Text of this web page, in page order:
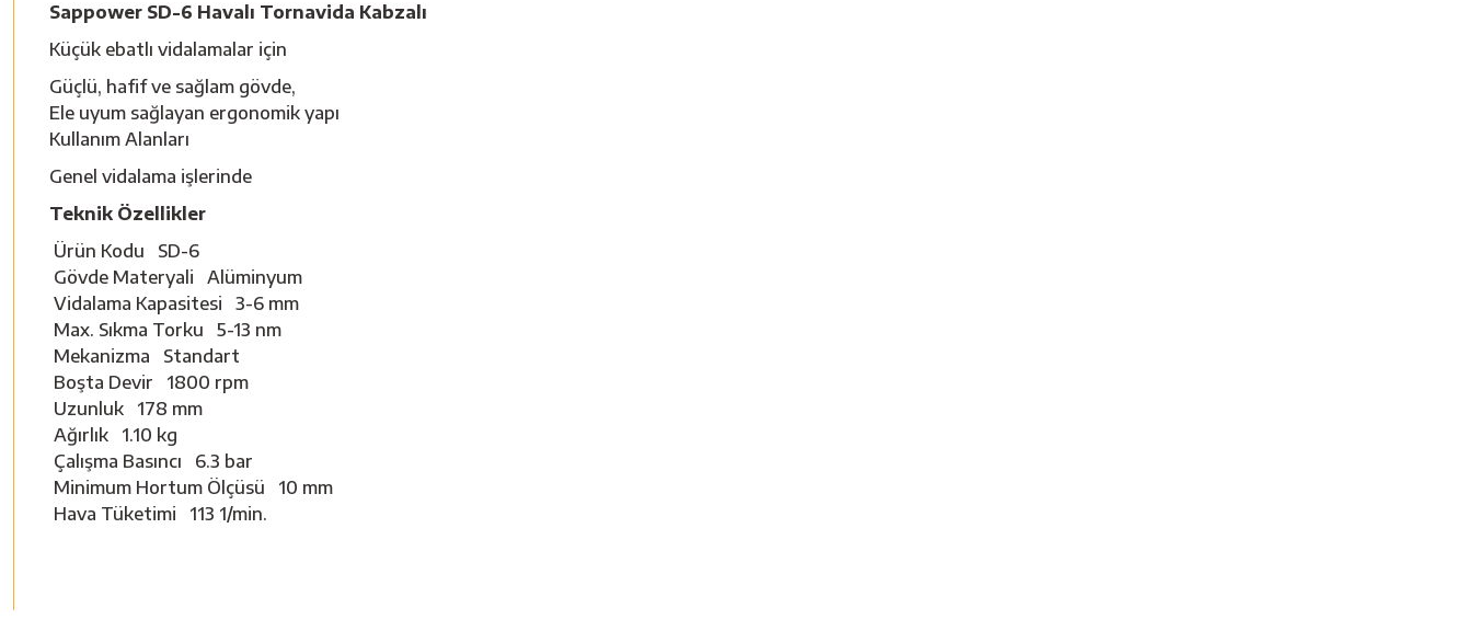
Sappower SD-6 Havalı Tornavida Kabzalı
Küçük ebatlı vidalamalar için
Güçlü, hafif ve sağlam gövde,
Ele uyum sağlayan ergonomik yapı
Kullanım Alanları
Genel vidalama işlerinde
Teknik Özellikler
Ürün Kodu SD-6
Gövde Materyali Alüminyum
Vidalama Kapasitesi 3-6 mm
Max. Sıkma Torku 5-13 nm
Mekanizma Standart
Boşta Devir 1800 rpm
Uzunluk 178 mm
Ağırlık 1.10 kg
Çalışma Basıncı 6.3 bar
Minimum Hortum Ölçüsü 10 mm
Hava Tüketimi 113 1/min.